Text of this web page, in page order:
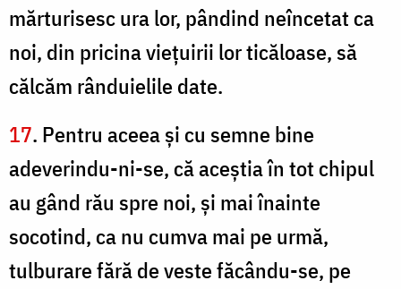
mărturisesc ura lor, pândind neîncetat ca
noi, din pricina vieţuirii lor ticăloase, să
călcăm rânduielile date.
17. Pentru aceea şi cu semne bine
adeverindu-ni-se, că aceştia în tot chipul
au gând rău spre noi, şi mai înainte
socotind, ca nu cumva mai pe urmă,
tulburare fără de veste făcându-se, pe